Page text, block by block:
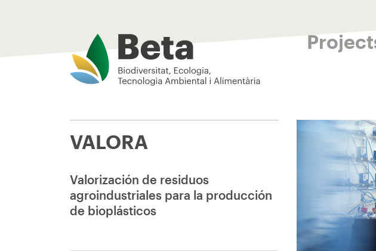
Beta Tech Center
VALORA
Valorización de residuos
agroindustriales para la producción
de bioplásticos